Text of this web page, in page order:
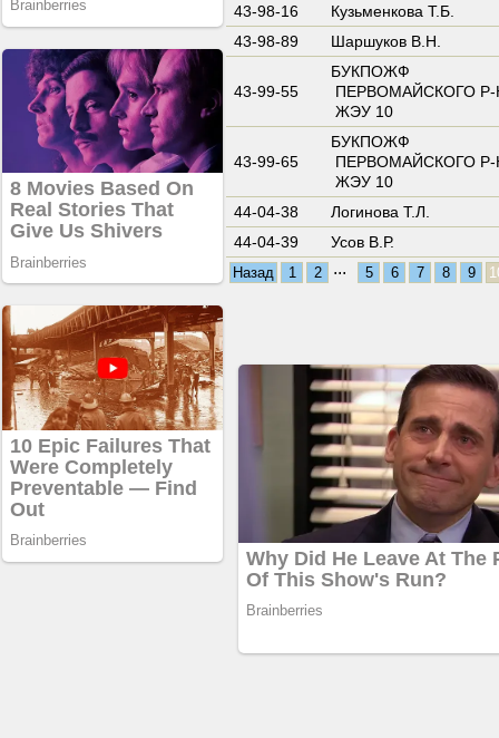
43-98-16
Кузьменкова Т.Б.
43-98-89
Шаршуков В.Н.
43-99-55
БУКПОЖФ
ПЕРВОМАЙСКОГО Р-
ЖЭУ 10
43-99-65
БУКПОЖФ
ПЕРВОМАЙСКОГО Р-
ЖЭУ 10
44-04-38
Логинова Т.Л.
44-04-39
Усов В.Р.
Назад 1 2 ... 5 6 7 8 9